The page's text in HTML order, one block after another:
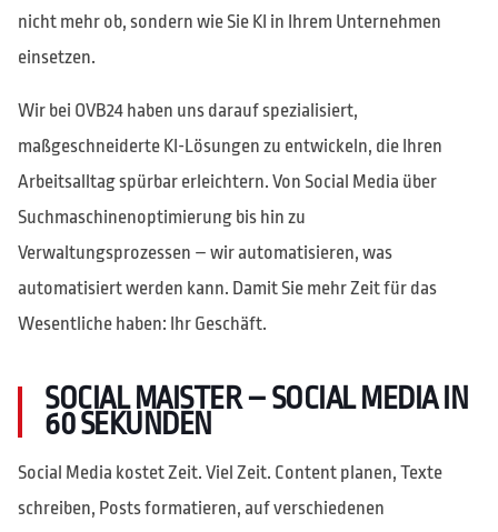
nicht mehr ob, sondern wie Sie KI in Ihrem Unternehmen
einsetzen.
Wir bei OVB24 haben uns darauf spezialisiert,
maßgeschneiderte KI-Lösungen zu entwickeln, die Ihren
Arbeitsalltag spürbar erleichtern. Von Social Media über
Suchmaschinenoptimierung bis hin zu
Verwaltungsprozessen – wir automatisieren, was
automatisiert werden kann. Damit Sie mehr Zeit für das
Wesentliche haben: Ihr Geschäft.
SOCIAL MAISTER – SOCIAL MEDIA IN
60 SEKUNDEN
Social Media kostet Zeit. Viel Zeit. Content planen, Texte
schreiben, Posts formatieren, auf verschiedenen